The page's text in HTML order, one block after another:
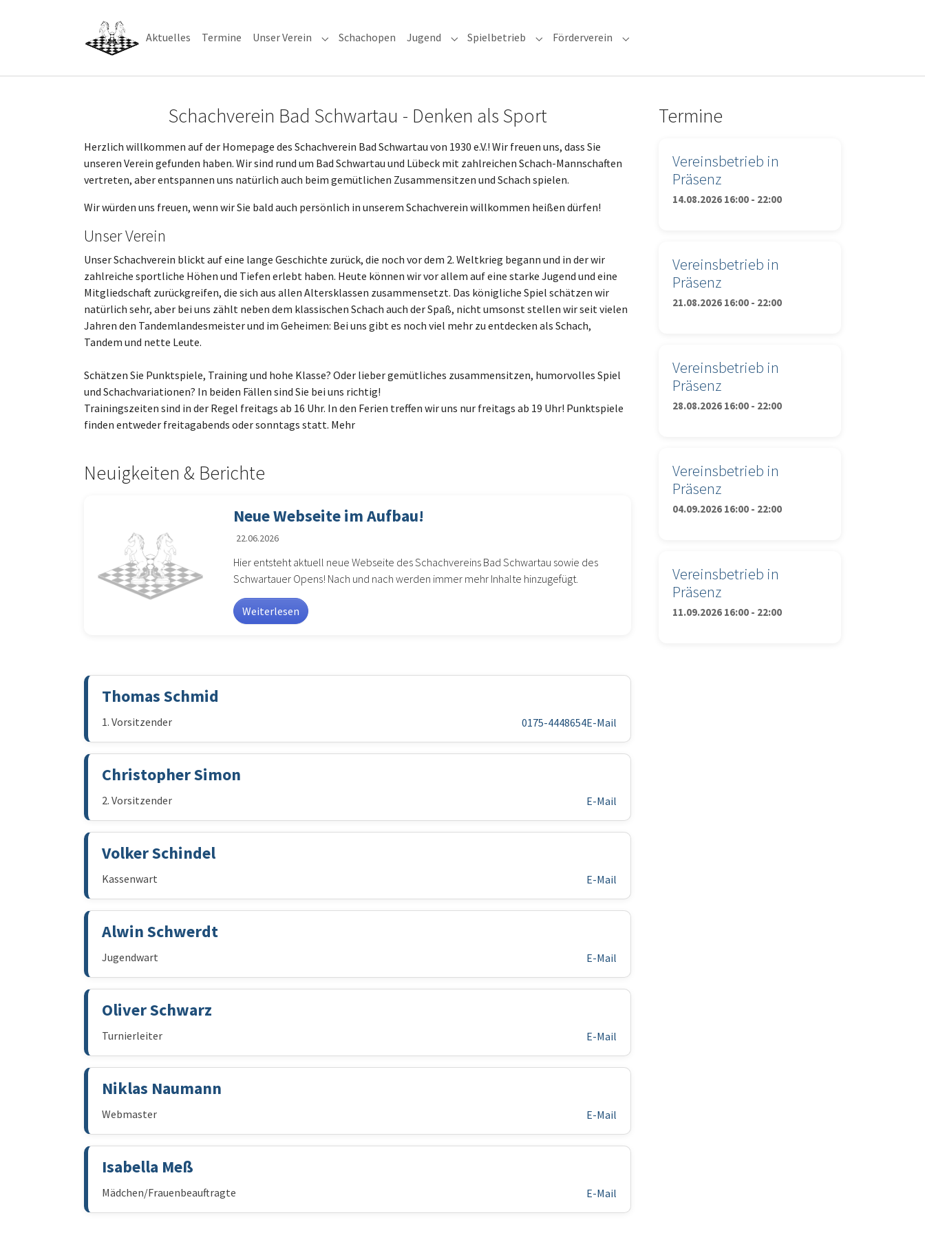
Aktuelles Termine Unser Verein Submenu for "Unser Verein"
Schachopen Jugend Submenu for "Jugend"
Spielbetrieb Submenu for "Spielbetrieb"
Förderverein Submenu for "Förderverein"
Schachverein Bad Schwartau - Denken als Sport
Herzlich willkommen auf der Homepage des Schachverein Bad Schwartau von 1930 e.V.! Wir freuen uns, dass Sie
unseren Verein gefunden haben. Wir sind rund um Bad Schwartau und Lübeck mit zahlreichen Schach-Mannschaften
vertreten, aber entspannen uns natürlich auch beim gemütlichen Zusammensitzen und Schach spielen.
Wir würden uns freuen, wenn wir Sie bald auch persönlich in unserem Schachverein willkommen heißen dürfen!
Unser Verein
Unser Schachverein blickt auf eine lange Geschichte zurück, die noch vor dem 2. Weltkrieg begann und in der wir
zahlreiche sportliche Höhen und Tiefen erlebt haben. Heute können wir vor allem auf eine starke Jugend und eine
Mitgliedschaft zurückgreifen, die sich aus allen Altersklassen zusammensetzt. Das königliche Spiel schätzen wir
natürlich sehr, aber bei uns zählt neben dem klassischen Schach auch der Spaß, nicht umsonst stellen wir seit vielen
Jahren den Tandemlandesmeister und im Geheimen: Bei uns gibt es noch viel mehr zu entdecken als Schach,
Tandem und nette Leute.
Schätzen Sie Punktspiele, Training und hohe Klasse? Oder lieber gemütliches zusammensitzen, humorvolles Spiel
und Schachvariationen? In beiden Fällen sind Sie bei uns richtig!
Trainingszeiten sind in der Regel freitags ab 16 Uhr. In den Ferien treffen wir uns nur freitags ab 19 Uhr! Punktspiele
finden entweder freitagabends oder sonntags statt. Mehr
Neuigkeiten & Berichte
Neue Webseite im Aufbau!
22.06.2026
Hier entsteht aktuell neue Webseite des Schachvereins Bad Schwartau sowie des
Schwartauer Opens! Nach und nach werden immer mehr Inhalte hinzugefügt.
Weiterlesen
Thomas Schmid
1. Vorsitzender 0175-4448654E-Mail
Christopher Simon
2. Vorsitzender E-Mail
Volker Schindel
Kassenwart E-Mail
Alwin Schwerdt
Jugendwart E-Mail
Oliver Schwarz
Turnierleiter E-Mail
Niklas Naumann
Webmaster E-Mail
Isabella Meß
Mädchen/Frauenbeauftragte E-Mail
Termine
Vereinsbetrieb in
Präsenz
14.08.2026 16:00 - 22:00
Vereinsbetrieb in
Präsenz
21.08.2026 16:00 - 22:00
Vereinsbetrieb in
Präsenz
28.08.2026 16:00 - 22:00
Vereinsbetrieb in
Präsenz
04.09.2026 16:00 - 22:00
Vereinsbetrieb in
Präsenz
11.09.2026 16:00 - 22:00